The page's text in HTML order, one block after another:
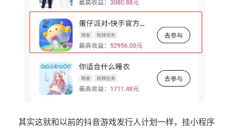
其实这就和以前的抖音游戏发行人计划一样，挂小程序